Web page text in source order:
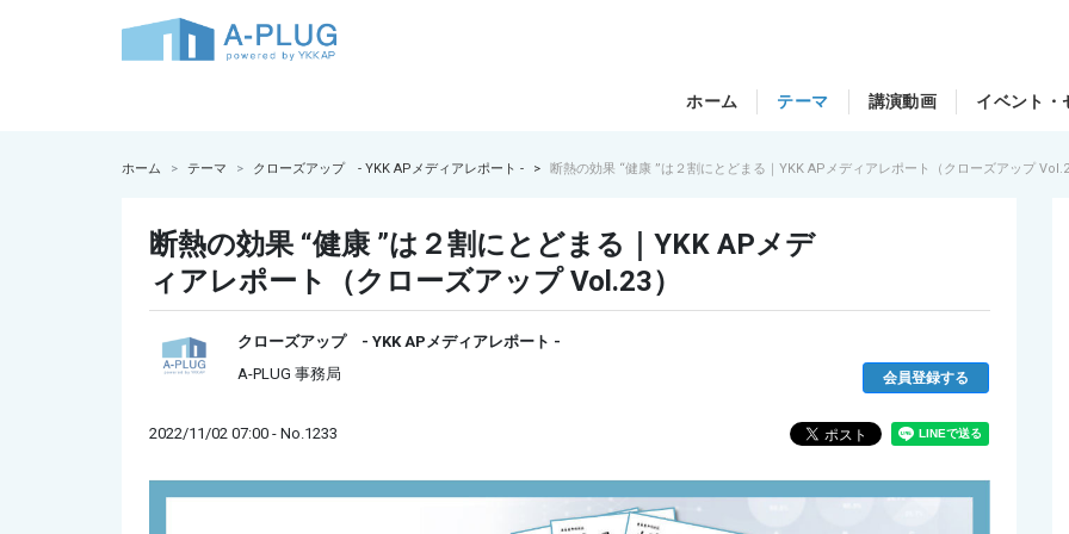
ホーム テーマ 講演動画 イベント・
ホーム テーマ クローズアップ - YKK APメディアレポート - 断熱の効果 “健康 ”は２割にとどまる｜YKK APメディアレポート（クローズアップ
断熱の効果 “健康 ”は２割にとどまる｜YKK APメデ
ィアレポート（クローズアップ Vol.23）
クローズアップ - YKK APメディアレポート -
A-PLUG 事務局
会員登録する
2022/11/02 07:00 - No.1233